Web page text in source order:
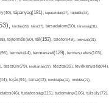
tápanyag(181), tapasztalat(27), táplálék(34),
tárolás(29), társ(27), társadalom(50), társaság(31),
tejtermék(60), tél(153), telefon(49), televízió(31),
termék(44), természet(129), természetes(103),
testsúly(79), testtartás(27), tészta(39), tevékenység(44),
tojás(91), torna(43), torokfájás(32), törődés(27),
tudatosság(115), tudomány(106), túlsúly(72),